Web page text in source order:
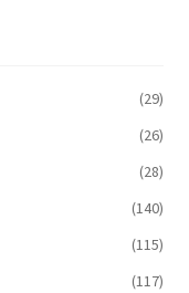
(29)
(26)
(28)
(140)
(115)
(117)